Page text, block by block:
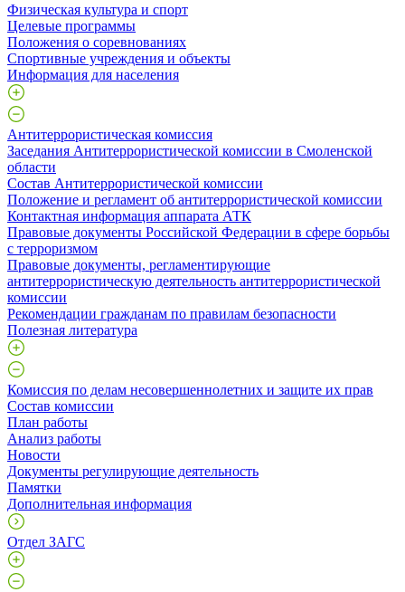
Физическая культура и спорт
Целевые программы
Положения о соревнованиях
Спортивные учреждения и объекты
Информация для населения
Антитеррористическая комиссия
Заседания Антитеррористической комиссии в Смоленской
области
Состав Антитеррористической комиссии
Положение и регламент об антитеррористической комиссии
Контактная информация аппарата АТК
Правовые документы Российской Федерации в сфере борьбы
с терроризмом
Правовые документы, регламентирующие
антитеррористическую деятельность антитеррористической
комиссии
Рекомендации гражданам по правилам безопасности
Полезная литература
Комиссия по делам несовершеннолетних и защите их прав
Состав комиссии
План работы
Анализ работы
Новости
Документы регулирующие деятельность
Памятки
Дополнительная информация
Отдел ЗАГС